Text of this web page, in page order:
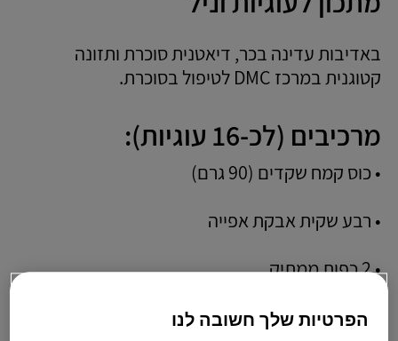
באדיבות עדינה בכר, דיאטנית סוכרת ותזונה
קטוגנית במרכז DMC לטיפול בסוכרת.
מרכיבים (לכ-16 עוגיות):
• כוס קמח שקדים (90 גרם)
• רבע שקית אבקת אפייה
• 2 כפות ממתיק
הפרטיות שלך חשובה לנו